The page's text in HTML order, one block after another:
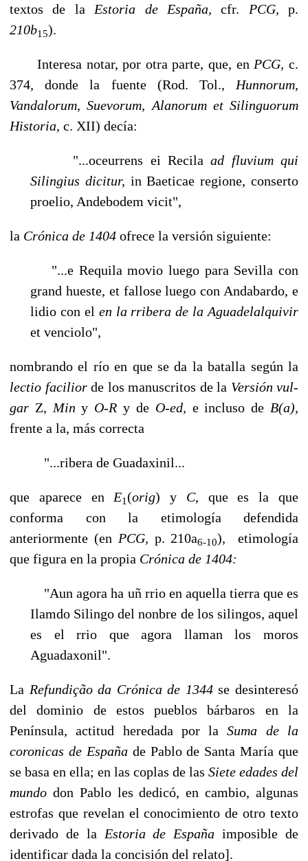
textos de la Estoria de España,cfr. PCG, p.
210b15).
Interesa notar, por otra parte, que, en PCG,c.
374,donde la fuente (Rod. Tol., Hunnorum,
Vandalorum, Suevorum, Alanorum et Silinguorum
Historia, c. XII) decía:
"...oceurrens ei Recilaad fluvium qui
Silingius dicitur, in Baeticae regione, conserto
proelio, Andebodem vicit",
la Crónica de 1404 ofrece la versión siguiente:
"...e Requila movio luego para Sevilla con
grand hueste, et fallose luego con Andabardo, e
lidio con el en la rribera de la Aguadelalquivir
et venciolo",
nombrando el río en que se da la batalla según la
lectio facilior de los manuscritos de la Versión vul­
gar Z, Miny O-Ry de O-ed, e incluso de B(a),
frente a la, más correcta
"...ribera de Guadaxinil...
que aparece en E1(orig) y C, que es la que
conforma con la etimología defendida
anteriormente (en PCG, p. 210a6-10), etimología
que figura en la propia Crónica de 1404:
"Aun agora ha uñ rrio en aquella tierra que es
Ilamdo Silingo del nonbre de los silingos, aquel
es el rrio que agora llaman los moros
Aguadaxonil".
La Refundição da Crónica de 1344se desinteresó
del dominio de estos pueblos bár­baros en la
Península, actitud heredada por laSuma de la
coronicas de España de Pablo de Santa María que
se basa en ella; en las coplas de las Siete edades del
mundo don Pa­blo les dedicó, en cambio, algunas
estrofas que revelan el conocimiento de otro texto
de­rivado de la Estoria de Españaimposible de
identificar dada la concisión del relato].